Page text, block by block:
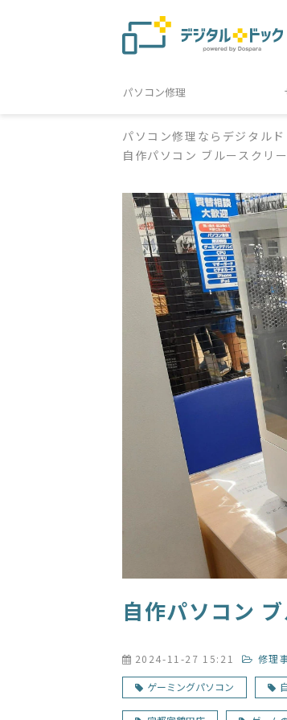
パソコン修理
パソコン修理ならデジタルド
自作パソコン ブルースクリ
自作パソコン
2024-11-27 15:21 修理
ゲーミングパソコン